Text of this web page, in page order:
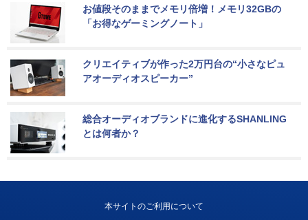
お値段そのままでメモリ倍増！メモリ32GBの
「お得なゲーミングノート」
クリエイティブが作った2万円台の“小さなピュ
アオーディオスピーカー”
総合オーディオブランドに進化するSHANLING
とは何者か？
本サイトのご利用について